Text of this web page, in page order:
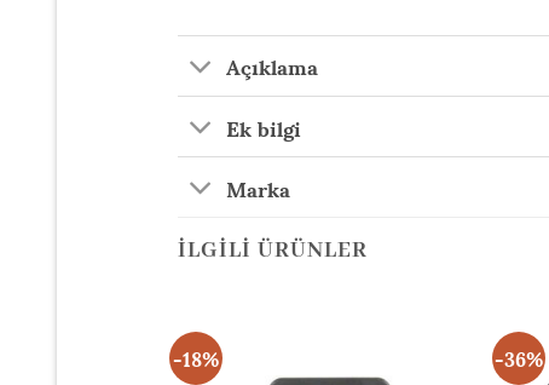
Açıklama
Ek bilgi
Marka
İLGILI ÜRÜNLER
-18% -36%